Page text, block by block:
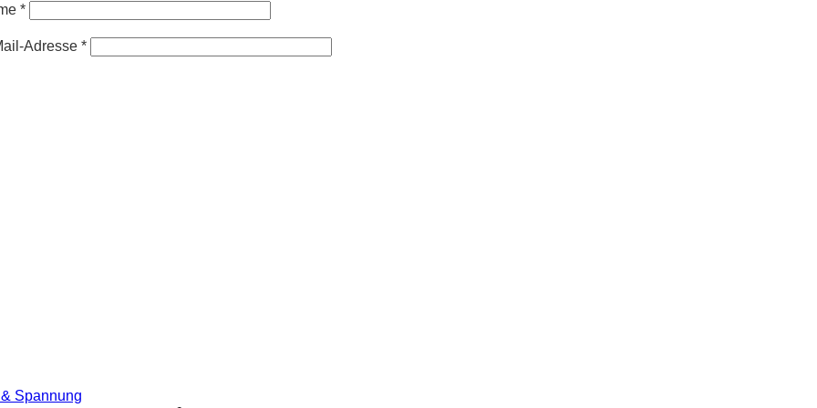
*
Adresse *
Spannung